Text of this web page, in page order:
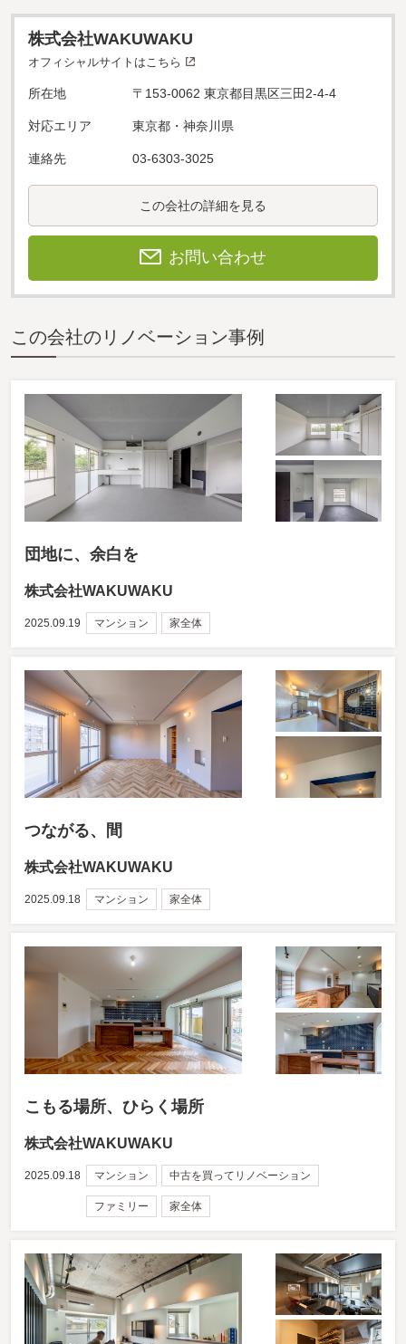
株式会社WAKUWAKU
オフィシャルサイトはこちら
所在地 〒153-0062 東京都目黒区三田2-4-4
対応エリア 東京都・神奈川県
連絡先 03-6303-3025
この会社の詳細を見る
お問い合わせ
この会社のリノベーション事例
団地に、余白を
株式会社WAKUWAKU
2025.09.19 マンション 家全体
つながる、間
株式会社WAKUWAKU
2025.09.18 マンション 家全体
こもる場所、ひらく場所
株式会社WAKUWAKU
2025.09.18 マンション 中古を買ってリノベーション
ファミリー 家全体